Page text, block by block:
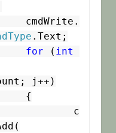
.Text;
for ( int
j++)